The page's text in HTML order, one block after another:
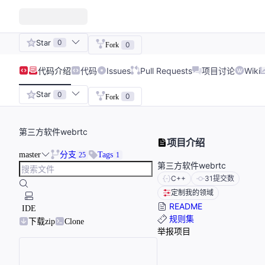
Star 0 Fork 0
代码介绍 代码 Issues Pull Requests 项目讨论 Wiki
Star 0 Fork 0
第三方软件webrtc
master 分支 25 Tags 1
IDE
下载zip
Clone
项目介绍
第三方软件webrtc
C++ 31提交数
定制我的领域
README
规则集
举报项目